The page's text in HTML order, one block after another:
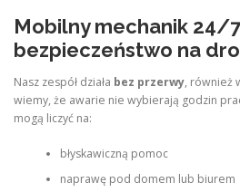
Mobilny mechanik 24/
bezpieczeństwo na
Nasz zespół działa bez przerwy, również
wiemy, że awarie nie wybierają godzin
mogą liczyć na:
błyskawiczną pomoc
naprawę pod domem lub biurem